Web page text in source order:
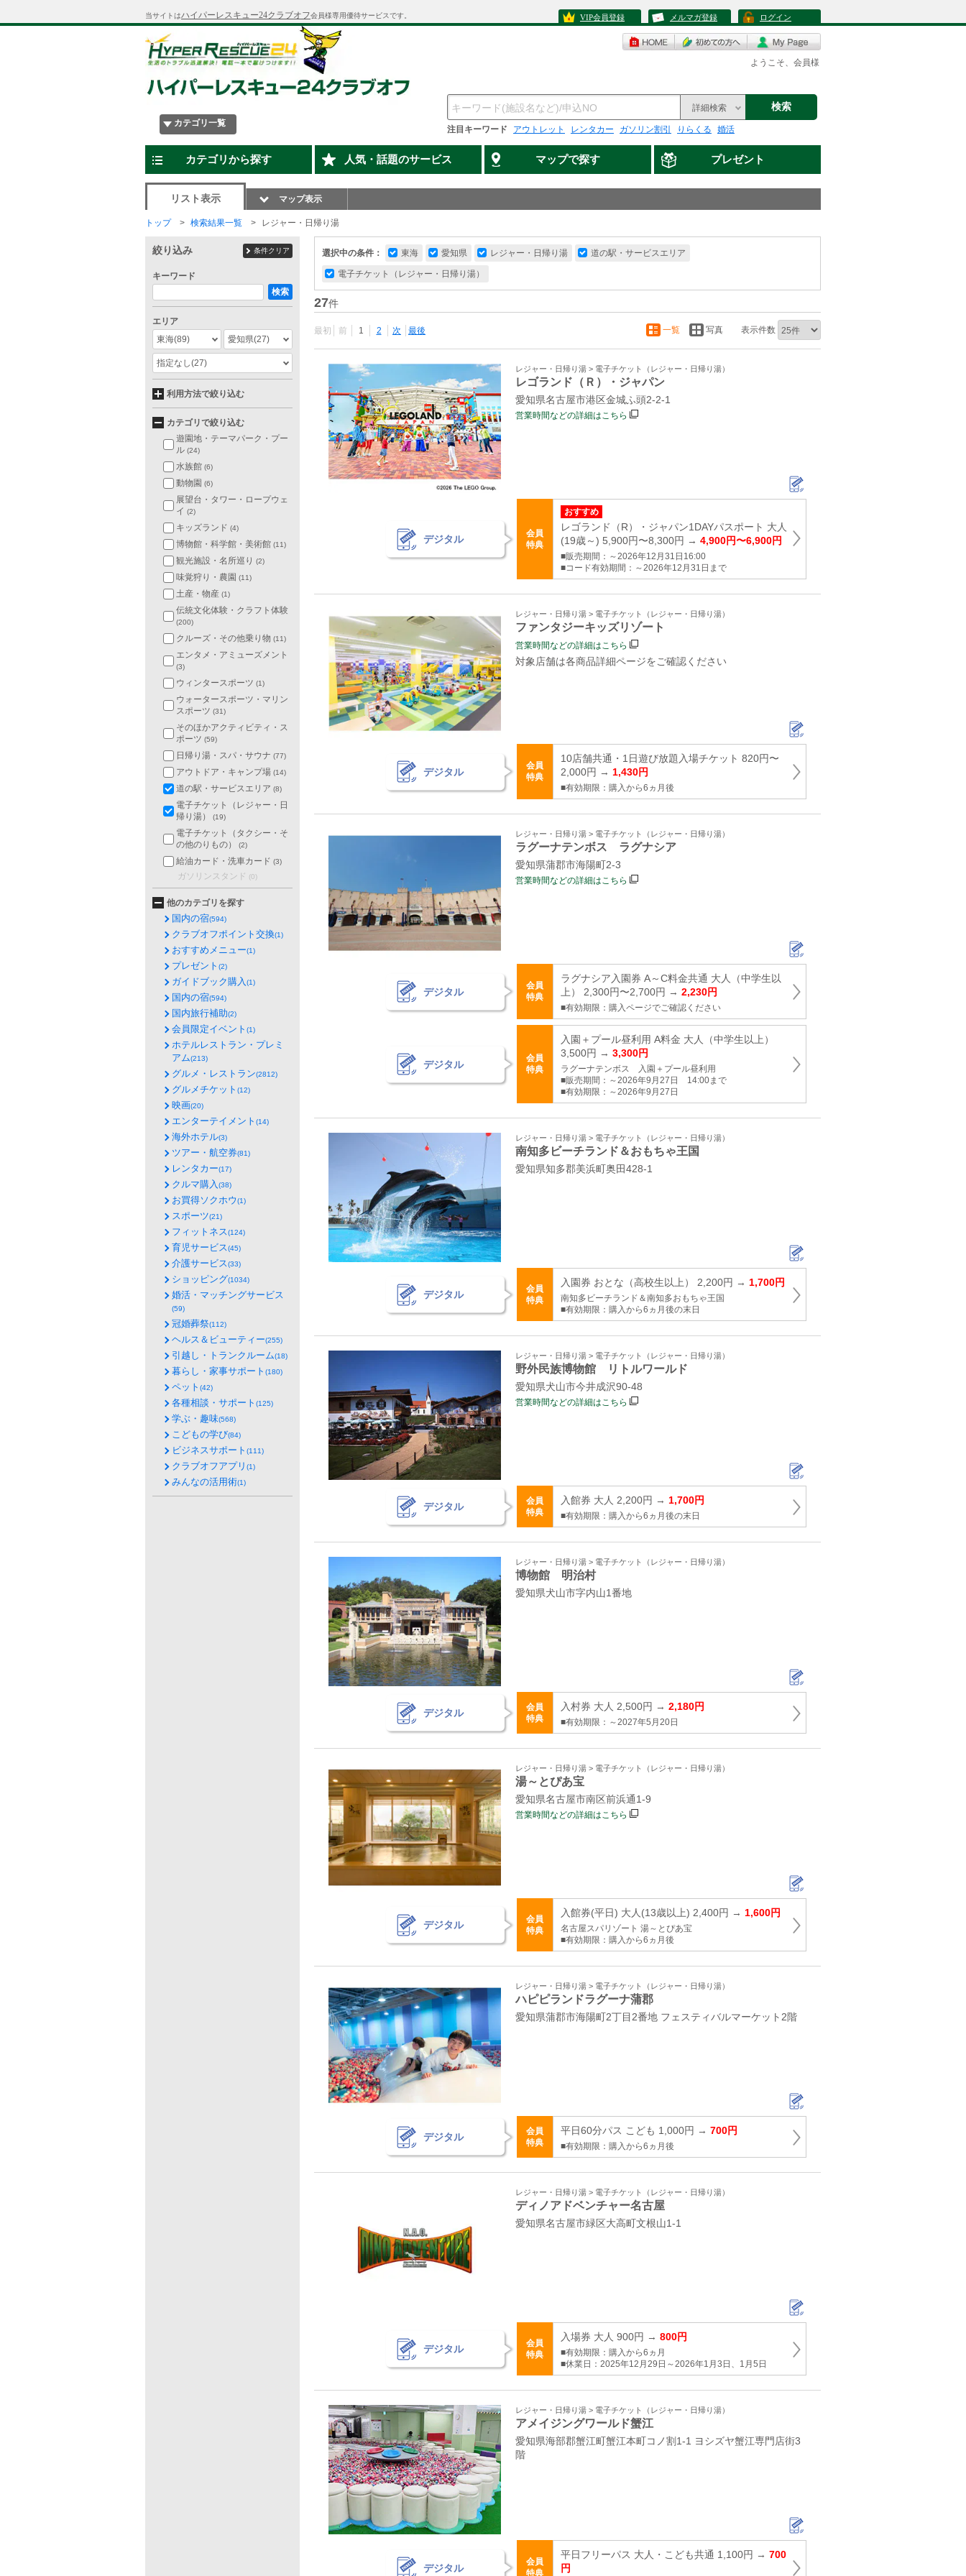
当サイトはハイパーレスキュー24クラブオフ会員様専用優待サービスです。 VIP会員登録 メルマガ登録 ログイン
ようこそ、会員様
カテゴリ一覧
詳細検索 検索
注目キーワード アウトレット レンタカー ガソリン割引 りらくる 婚活
カテゴリから探す 人気・話題のサービス マップで探す プレゼント
リスト表示 マップ表示
トップ 検索結果一覧 レジャー・日帰り湯
選択中の条件： 東海 愛知県 レジャー・日帰り湯 道の駅・サービスエリア
電子チケット（レジャー・日帰り湯）
27件
最初 前 1 2 次 最後 一覧 写真 表示件数
レジャー・日帰り湯 > 電子チケット（レジャー・日帰り湯）
レゴランド（Ｒ）・ジャパン
愛知県名古屋市港区金城ふ頭2-2-1
営業時間などの詳細はこちら
デジタル
会員
特典
おすすめ
レゴランド（R）・ジャパン1DAYパスポート 大人
(19歳～) 5,900円〜8,300円 → 4,900円〜6,900円
■販売期間：～2026年12月31日16:00
■コード有効期間：～2026年12月31日まで
レジャー・日帰り湯 > 電子チケット（レジャー・日帰り湯）
ファンタジーキッズリゾート
営業時間などの詳細はこちら
対象店舗は各商品詳細ページをご確認ください
デジタル
会員
特典
10店舗共通・1日遊び放題入場チケット 820円〜
2,000円 → 1,430円
■有効期限：購入から6ヵ月後
レジャー・日帰り湯 > 電子チケット（レジャー・日帰り湯）
ラグーナテンボス ラグナシア
愛知県蒲郡市海陽町2‐3
営業時間などの詳細はこちら
デジタル
会員
特典
ラグナシア入園券 A～C料金共通 大人（中学生以
上） 2,300円〜2,700円 → 2,230円
■有効期限：購入ページでご確認ください
デジタル
会員
特典
入園＋プール昼利用 A料金 大人（中学生以上）
3,500円 → 3,300円
ラグーナテンボス 入園＋プール昼利用
■販売期間：～2026年9月27日 14:00まで
■有効期限：～2026年9月27日
レジャー・日帰り湯 > 電子チケット（レジャー・日帰り湯）
南知多ビーチランド＆おもちゃ王国
愛知県知多郡美浜町奥田428-1
デジタル
会員
特典
入園券 おとな（高校生以上） 2,200円 → 1,700円
南知多ビーチランド＆南知多おもちゃ王国
■有効期限：購入から6ヵ月後の末日
レジャー・日帰り湯 > 電子チケット（レジャー・日帰り湯）
野外民族博物館 リトルワールド
愛知県犬山市今井成沢90-48
営業時間などの詳細はこちら
デジタル
会員
特典
入館券 大人 2,200円 → 1,700円
■有効期限：購入から6ヵ月後の末日
レジャー・日帰り湯 > 電子チケット（レジャー・日帰り湯）
博物館 明治村
愛知県犬山市字内山1番地
デジタル
会員
特典
入村券 大人 2,500円 → 2,180円
■有効期限：～2027年5月20日
レジャー・日帰り湯 > 電子チケット（レジャー・日帰り湯）
湯～とぴあ宝
愛知県名古屋市南区前浜通1-9
営業時間などの詳細はこちら
デジタル
会員
特典
入館券(平日) 大人(13歳以上) 2,400円 → 1,600円
名古屋スパリゾート 湯～とぴあ宝
■有効期限：購入から6ヵ月後
レジャー・日帰り湯 > 電子チケット（レジャー・日帰り湯）
ハピピランドラグーナ蒲郡
愛知県蒲郡市海陽町2丁目2番地 フェスティバルマーケット2階
デジタル
会員
特典
平日60分パス こども 1,000円 → 700円
■有効期限：購入から6ヵ月後
レジャー・日帰り湯 > 電子チケット（レジャー・日帰り湯）
ディノアドベンチャー名古屋
愛知県名古屋市緑区大高町文根山1-1
デジタル
会員
特典
入場券 大人 900円 → 800円
■有効期限：購入から6ヵ月
■休業日：2025年12月29日～2026年1月3日、1月5日
レジャー・日帰り湯 > 電子チケット（レジャー・日帰り湯）
アメイジングワールド蟹江
愛知県海部郡蟹江町蟹江本町コノ割1-1 ヨシズヤ蟹江専門店街3
階
デジタル
会員
特典
平日フリーパス 大人・こども共通 1,100円 → 700
円
絞り込み 条件クリア
キーワード
検索
エリア
東海(89) 愛知県(27)
指定なし(27)
利用方法で絞り込む
カテゴリで絞り込む
遊園地・テーマパーク・プー
ル (24)
水族館 (6)
動物園 (6)
展望台・タワー・ロープウェ
イ (2)
キッズランド (4)
博物館・科学館・美術館 (11)
観光施設・名所巡り (2)
味覚狩り・農園 (11)
土産・物産 (1)
伝統文化体験・クラフト体験
(200)
クルーズ・その他乗り物 (11)
エンタメ・アミューズメント
(3)
ウィンタースポーツ (1)
ウォータースポーツ・マリン
スポーツ (31)
そのほかアクティビティ・ス
ポーツ (59)
日帰り湯・スパ・サウナ (77)
アウトドア・キャンプ場 (14)
道の駅・サービスエリア (8)
電子チケット（レジャー・日
帰り湯）
(19)
電子チケット（タクシー・そ
の他のりもの）
(2)
給油カード・洗車カード (3)
ガソリンスタンド (0)
他のカテゴリを探す
国内の宿(594)
クラブオフポイント交換(1)
おすすめメニュー(1)
プレゼント (2)
ガイドブック購入 (1)
国内の宿(594)
国内旅行補助(2)
会員限定イベント (1)
ホテルレストラン・プレミ
アム(213)
グルメ・レストラン(2812)
グルメチケット (12)
映画(20)
エンターテイメント (14)
海外ホテル(3)
ツアー・航空券(81)
レンタカー(17)
クルマ購入 (38)
お買得ソクホウ(1)
スポーツ(21)
フィットネス(124)
育児サービス(45)
介護サービス(33)
ショッピング(1034)
婚活・マッチングサービス
(59)
冠婚葬祭(112)
ヘルス＆ビューティー(255)
引越し・トランクルーム(18)
暮らし・家事サポート (180)
ペット (42)
各種相談・サポート (125)
学ぶ・趣味(568)
こどもの学び(84)
ビジネスサポート (111)
クラブオフアプリ (1)
みんなの活用術(1)